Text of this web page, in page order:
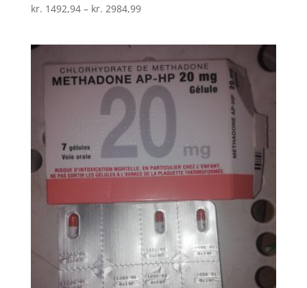
kr. 1492,94 – kr. 2984,99Prisinterval:
kr. 2984,99